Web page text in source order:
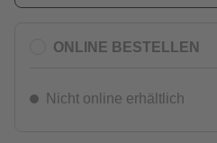
ONLINE BESTELLEN
Nicht online erhältlich